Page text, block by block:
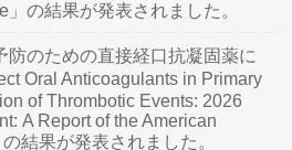
の結果が発表されました。
防のための直接経口抗凝固薬に
Oral Anticoagulants in Primary
of Thrombotic Events: 2026
A Report of the American
結果が発表されました。